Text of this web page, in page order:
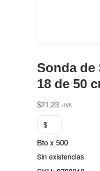
Sonda de
18 de 50
$21,23 +IVA
$
Bto x 500
Sin existencias